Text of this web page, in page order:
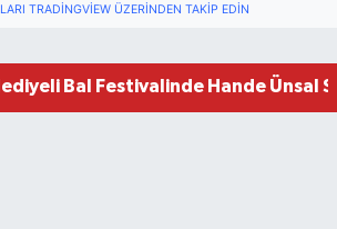
TRADINGVIEW ÜZERINDEN TAKIP EDIN
Bal Festivalinde Hande Ünsal